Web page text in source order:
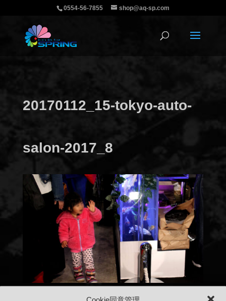
Cookie同意管理
0554-56-7855 shop@aq-sp.com
20170112_15-tokyo-auto-
salon-2017_8